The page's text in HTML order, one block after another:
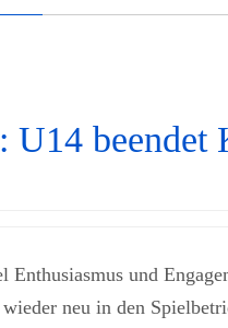
beendet
Enthusiasmus und
wieder neu in den